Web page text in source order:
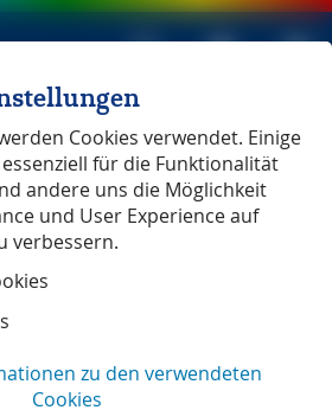
unabhängig seit 1979
Cookies verwendet. Einige
für die Funktionalität
andere uns die Möglichkeit
und User Experience auf
verbessern.
zu den verwendeten
Cookies